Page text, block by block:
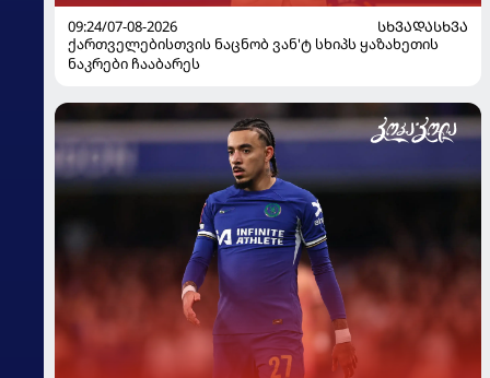
09:24/07-08-2026
ᲡᲮᲕᲐᲓᲐᲡᲮᲕᲐ
ქართველებისთვის ნაცნობ ვან'ტ სხიპს ყაზახეთის
ნაკრები ჩააბარეს